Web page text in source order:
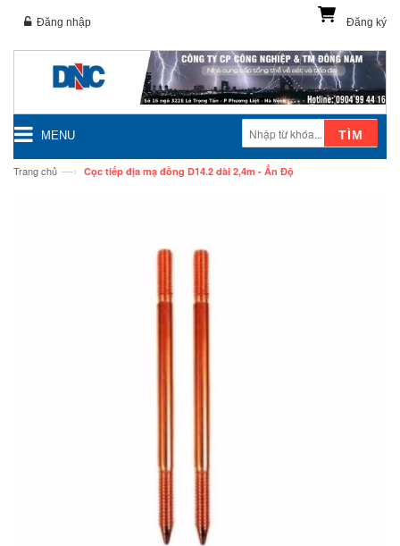
Đăng ký
Đăng nhập
MENU TÌM
Trang chủ —› Cọc tiếp địa mạ đồng D14.2 dài 2,4m - Ấn Độ